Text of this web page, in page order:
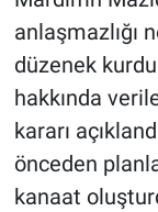
anlaşmazlığı
düzenek
hakkında
kararı
önceden
kanaat
Şambayat